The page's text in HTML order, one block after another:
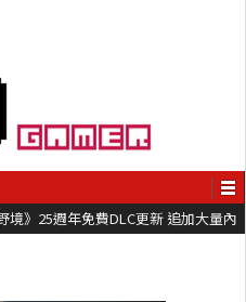
境》25週年免費DLC更新 追加大量內